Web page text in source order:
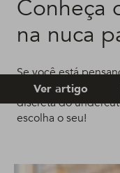
Conheça
na nuca
Se você está
aposte no cabelo
discreta do
escolha o seu!
Ver artigo